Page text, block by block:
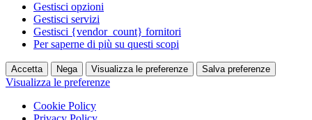
Gestisci opzioni
Gestisci servizi
Gestisci {vendor_count} fornitori
Per saperne di più su questi scopi
Accetta Nega Visualizza le preferenze Salva preferenze
Visualizza le preferenze
Cookie Policy